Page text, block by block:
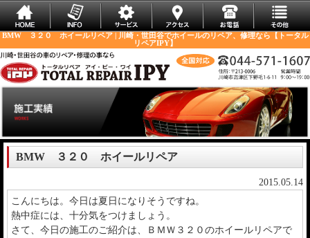
BMW ３２０ ホイールリペア | 川崎・世田谷でホイールのリペア、修理なら【トータル
リペアIPY】
BMW ３２０ ホイールリペア
2015.05.14
こんにちは。今日は夏日になりそうですね。
熱中症には、十分気をつけましょう。
さて、今日の施工のご紹介は、ＢＭＷ３２０のホイールリペアで